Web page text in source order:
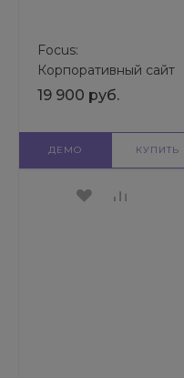
Focus:
Корпоративный сайт
+ интернет-магазин |
универсального сайта
19 900 руб.
ДЕМО КУПИТЬ